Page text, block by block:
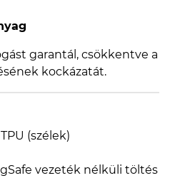
garantál, csökkentve a
kockázatát.
(szélek)
vezeték nélküli töltés